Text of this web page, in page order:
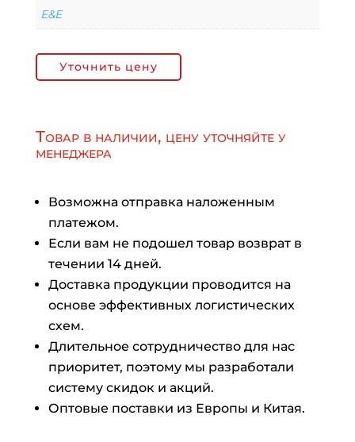
E&E
Уточнить цену
Товар в наличии, цену уточняйте у
менеджера
Возможна отправка наложенным
платежом.
Если вам не подошел товар возврат в
течении 14 дней.
Доставка продукции проводится на
основе эффективных логистических
схем.
Длительное сотрудничество для нас
приоритет, поэтому мы разработали
систему скидок и акций.
Оптовые поставки из Европы и Китая.